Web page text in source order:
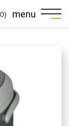
menu